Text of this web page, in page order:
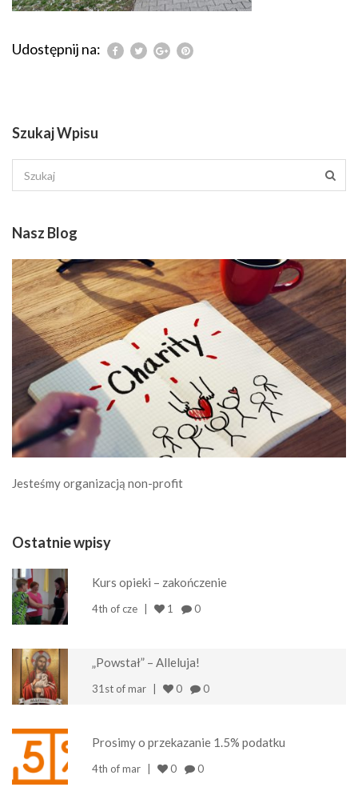
Udostępnij na:
Szukaj Wpisu
Nasz Blog
Jesteśmy organizacją non-profit
Ostatnie wpisy
Kurs opieki – zakończenie
4th of cze 1 0
„Powstał” – Alleluja!
31st of mar 0 0
Prosimy o przekazanie 1.5% podatku
4th of mar 0 0